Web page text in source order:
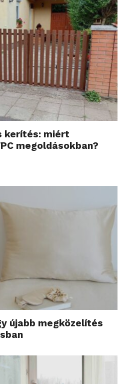
kerítés: miért
megoldásokban?
újabb megközelítés